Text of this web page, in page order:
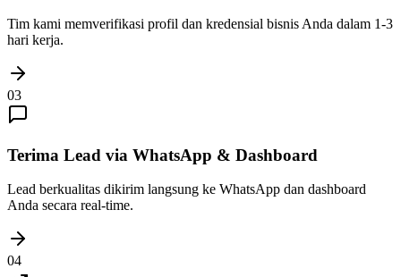
Tim kami memverifikasi profil dan kredensial bisnis Anda dalam 1-3
hari kerja.
03
Terima Lead via WhatsApp & Dashboard
Lead berkualitas dikirim langsung ke WhatsApp dan dashboard
Anda secara real-time.
04